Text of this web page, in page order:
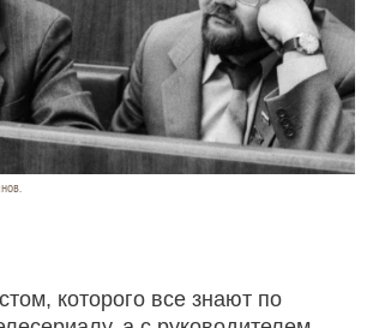
которого все знают по